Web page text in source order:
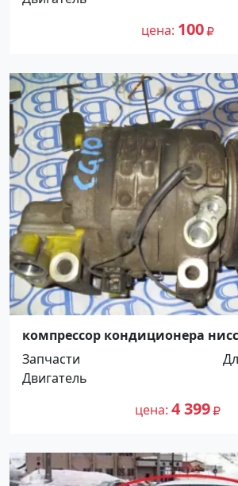
цена 100
компрессор кондиционера
Краснодар
Запчасти
Двигатель
цена 4 399